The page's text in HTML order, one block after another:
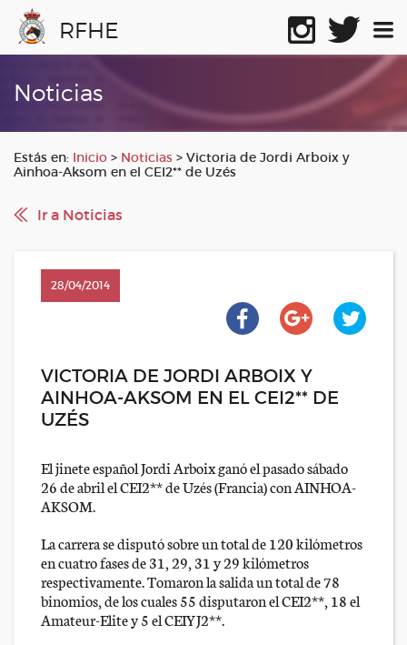
RFHE
Noticias
Estás en: Inicio > Noticias > Victoria de Jordi Arboix y
Ainhoa-Aksom en el CEI2** de Uzés
Ir a Noticias
28/04/2014
VICTORIA DE JORDI ARBOIX Y
AINHOA-AKSOM EN EL CEI2** DE
UZÉS
El jinete español Jordi Arboix ganó el pasado sábado
26 de abril el CEI2** de Uzés (Francia) con AINHOA-
AKSOM.
La carrera se disputó sobre un total de 120 kilómetros
en cuatro fases de 31, 29, 31 y 29 kilómetros
respectivamente. Tomaron la salida un total de 78
binomios, de los cuales 55 disputaron el CEI2**, 18 el
Amateur-Elite y 5 el CEIYJ2**.